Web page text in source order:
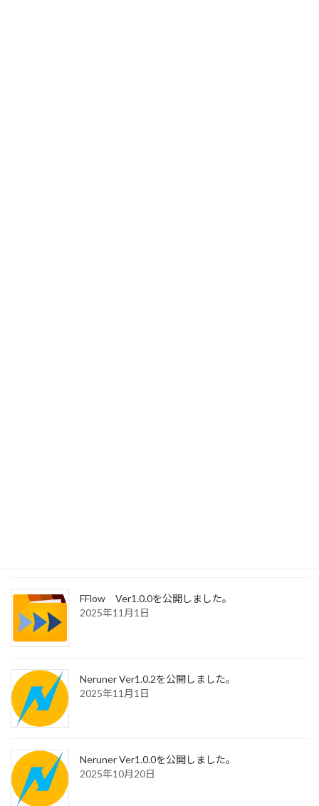
FFlow Ver1.0.0を公開しました。
2025年11月1日
Neruner Ver1.0.2を公開しました。
2025年11月1日
Neruner Ver1.0.0を公開しました。
2025年10月20日